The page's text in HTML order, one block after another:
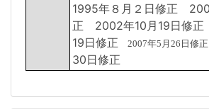
1995年８月２日修正
正 2002年10月19日修
19日修正 2007年5月26日修正
30日修正